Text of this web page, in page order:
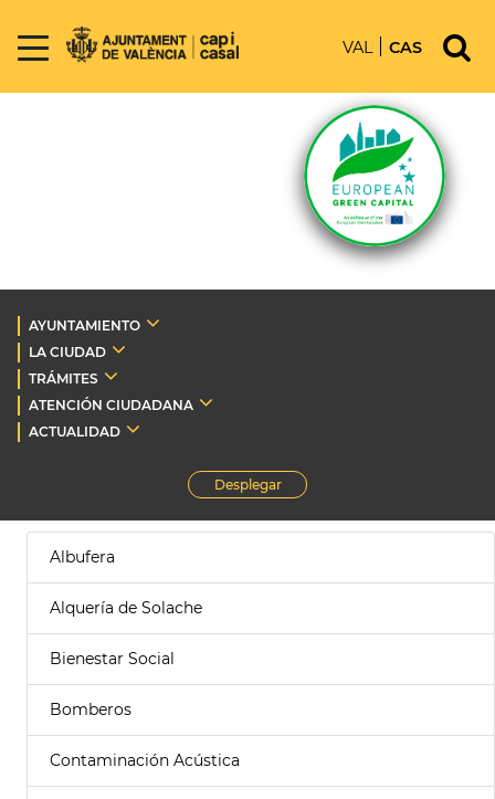
VAL CAS
AYUNTAMIENTO
LA CIUDAD
TRÁMITES
ATENCIÓN CIUDADANA
ACTUALIDAD
Desplegar
Albufera
Alquería de Solache
Bienestar Social
Bomberos
Contaminación Acústica